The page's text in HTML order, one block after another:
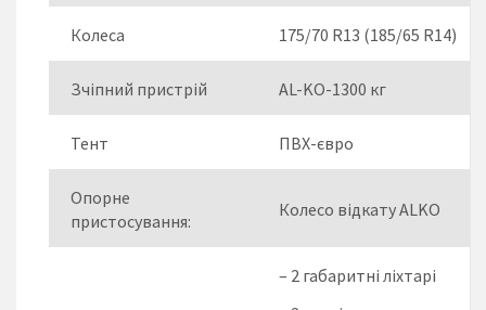
Колеса 175/70 R13 (185/65 R14)
Зчіпний пристрій AL-KO-1300 кг
Тент ПВХ-євро
Опорне
пристосування:
Колесо відкату ALKO
– 2 габаритні ліхтарі